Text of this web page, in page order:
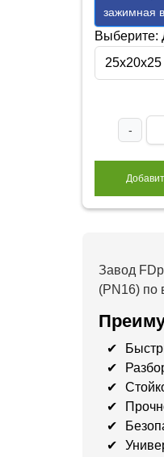
зажимная
Выберите:
25х20х25
-
Завод
(PN16) по